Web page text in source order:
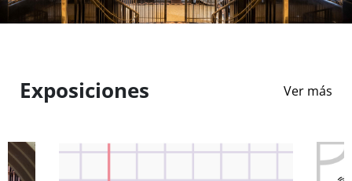
Exposiciones Ver más